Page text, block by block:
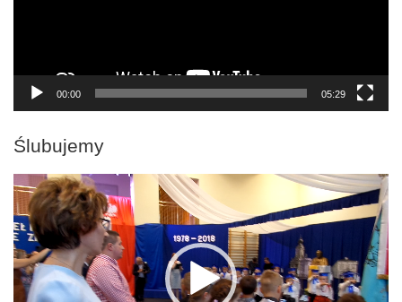
00:00 05:29
Ślubujemy
Odtwarzacz
video